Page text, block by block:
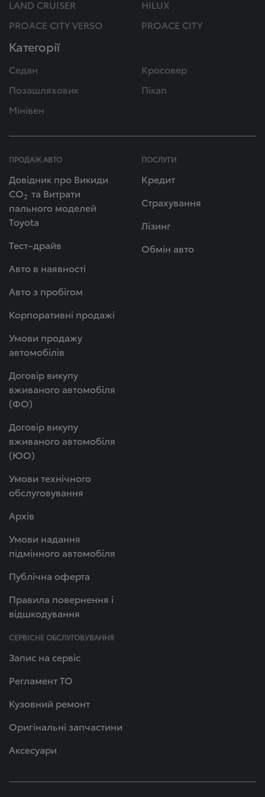
LAND CRUISER
HILUX
PROACE CITY VERSO
PROACE CITY
Категорії
Седан
Кросовер
Позашляховик
Пікап
Мінівен
ПРОДАЖ АВТО
Довідник про Викиди
СО2 та Витрати
пального моделей
Toyota
Тест–драйв
Авто в наявності
Авто з пробігом
Корпоративні продажі
Умови продажу
автомобілів
Договір викупу
вживаного автомобіля
(ФО)
Договір викупу
вживаного автомобіля
(ЮО)
Умови технічного
обслуговування
Архів
Умови надання
підмінного автомобіля
Публічна оферта
Правила повернення і
відшкодування
ПОСЛУГИ
Кредит
Страхування
Лізинг
Обмін авто
СЕРВІСНЕ ОБСЛУГОВУВАННЯ
Запис на сервіс
Регламент ТО
Кузовний ремонт
Оригінальні запчастини
Аксесуари